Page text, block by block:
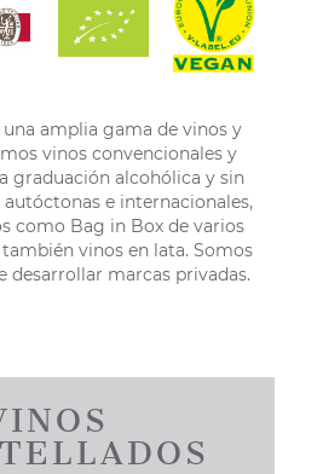
amplia gama de vinos y
vinos convencionales y
graduación alcohólica y sin
e internacionales,
como Bag in Box de varios
vinos en lata. Somos
desarrollar marcas privadas.